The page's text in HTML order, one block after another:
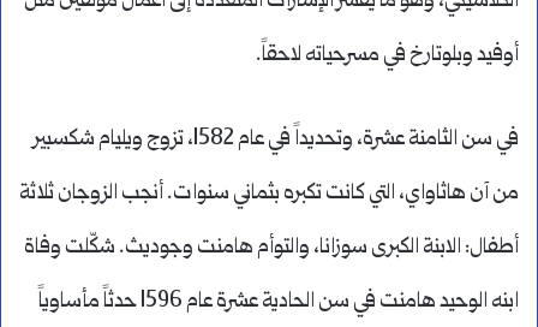
أوفيد وبلوتارخ في مسرحياته لاحقاً.
في سن الثامنة عشرة، وتحديداً في عام 1582، تزوج ويليام شكسبير
من آن هاثاواي، التي كانت تكبره بثماني سنوات. أنجب الزوجان ثلاثة
أطفال: الابنة الكبرى سوزانا، والتوأم هامنت وجوديث. شكّلت وفاة
ابنه الوحيد هامنت في سن الحادية عشرة عام 1596 حدثاً مأساوياً